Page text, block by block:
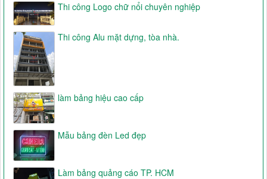
Thi công Logo chữ nổi chuyên nghiệp
Thi công Alu mặt dựng, tòa nhà.
làm bảng hiệu cao cấp
Mẫu bảng đèn Led đẹp
Làm bảng quảng cáo TP. HCM